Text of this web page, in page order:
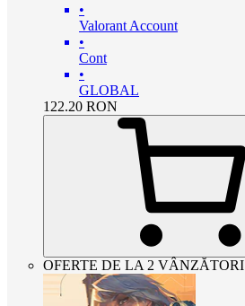
•
Valorant Account
•
Cont
•
GLOBAL
122.20 RON
OFERTE DE LA 2 VÂNZĂTORI